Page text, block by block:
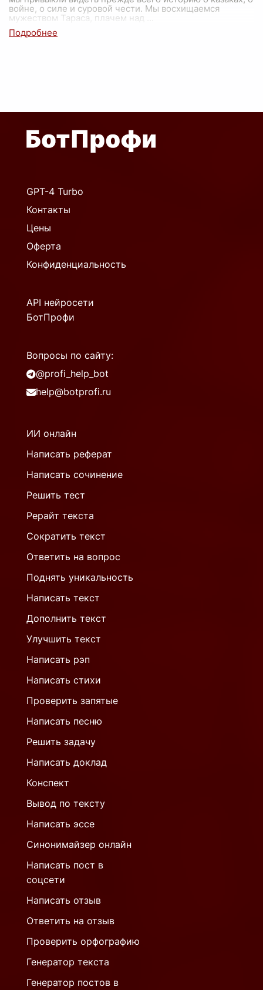
войне, о силе и суровой чести. Мы восхищаемся
мужеством Тараса, плачем над
GPT-4 Turbo
Контакты
Цены
Оферта
Конфиденциальность
API нейросети
БотПрофи
Вопросы по сайту:
@profi_help_bot
help@botprofi.ru
ИИ онлайн
Написать реферат
Написать сочинение
Решить тест
Рерайт текста
Сократить текст
Ответить на вопрос
Поднять уникальность
Написать текст
Дополнить текст
Улучшить текст
Написать рэп
Написать стихи
Проверить запятые
Написать песню
Решить задачу
Написать доклад
Конспект
Вывод по тексту
Написать эссе
Синонимайзер онлайн
Написать пост в
соцсети
Написать отзыв
Ответить на отзыв
Проверить орфографию
Генератор текста
Генератор постов в